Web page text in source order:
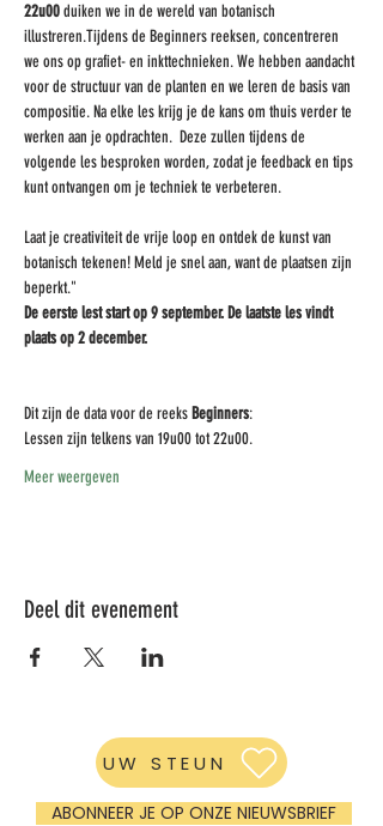
22u00 duiken we in de wereld van botanisch
illustreren.Tijdens de Beginners reeksen, concentreren
we ons op grafiet- en inkttechnieken. We hebben aandacht
voor de structuur van de planten en we leren de basis van
compositie. ​Na elke les krijg je de kans om thuis verder te
werken aan je opdrachten.  Deze zullen tijdens de
volgende les besproken worden, zodat je feedback en tips
kunt ontvangen om je techniek te verbeteren.
Laat je creativiteit de vrije loop en ontdek de kunst van
botanisch tekenen! Meld je snel aan, want de plaatsen zijn
beperkt."
De eerste lest start op 9 september. De laatste les vindt
plaats op 2 december.
Dit zijn de data voor de reeks Beginners:
Lessen zijn telkens van 19u00 tot 22u00.
Meer weergeven
Deel dit evenement
UW STEUN
ABONNEER JE OP ONZE NIEUWSBRIEF